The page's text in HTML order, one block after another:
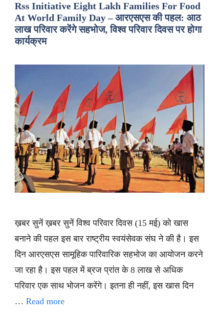
Rss Initiative Eight Lakh Families For Food
At World Family Day – आरएसएस की पहल: आठ
लाख परिवार करेंगे सहभोज, विश्व परिवार दिवस पर होगा
कार्यक्रम
ख़बर सुनें ख़बर सुनें विश्व परिवार दिवस (15 मई) को खास
बनाने की पहल इस बार राष्ट्रीय स्वयंसेवक संघ ने की है। इस
दिन आरएसएस सामूहिक पारिवारिक सहभोज का आयोजन करने
जा रहा है। इस पहल में ब्रज प्रांत के 8 लाख से अधिक
परिवार एक साथ भोजन करेंगे। इतना ही नहीं, इस खास दिन
… Read more